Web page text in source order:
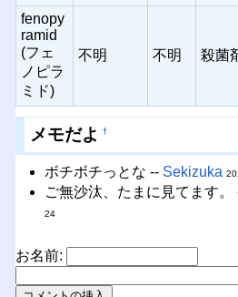
fenopy
ramid
(フェ
ノピラ
ミド)
不明 不明 殺菌
メモだよ †
ボチボチっとな -- Sekizuka
ご無沙汰、たまに見てます。
24
お名前: